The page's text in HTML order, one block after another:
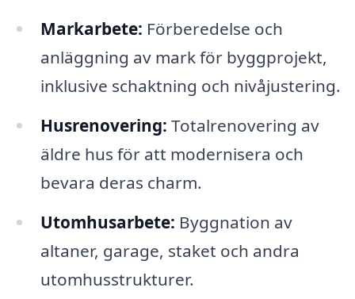
Markarbete: Förberedelse och
anläggning av mark för byggprojekt,
inklusive schaktning och nivåjustering.
Husrenovering: Totalrenovering av
äldre hus för att modernisera och
bevara deras charm.
Utomhusarbete: Byggnation av
altaner, garage, staket och andra
utomhusstrukturer.